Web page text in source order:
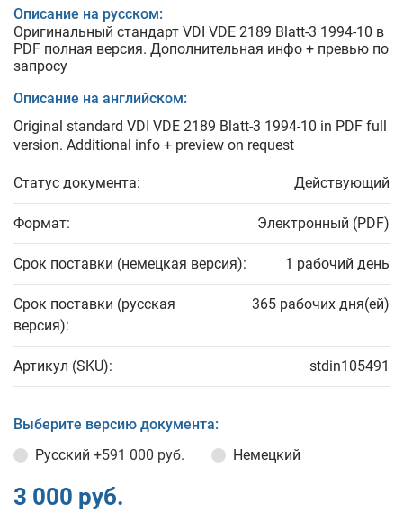
Описание на русском:
Оригинальный стандарт VDI VDE 2189 Blatt-3 1994-10 в
PDF полная версия. Дополнительная инфо + превью по
запросу
Описание на английском:
Original standard VDI VDE 2189 Blatt-3 1994-10 in PDF full
version. Additional info + preview on request
Статус документа: Действующий
Формат: Электронный (PDF)
Срок поставки (немецкая версия): 1 рабочий день
Срок поставки (русская
версия):
365 рабочих дня(ей)
Артикул (SKU): stdin105491
Выберите версию документа:
Русский +591 000 руб. Немецкий
3 000 руб.